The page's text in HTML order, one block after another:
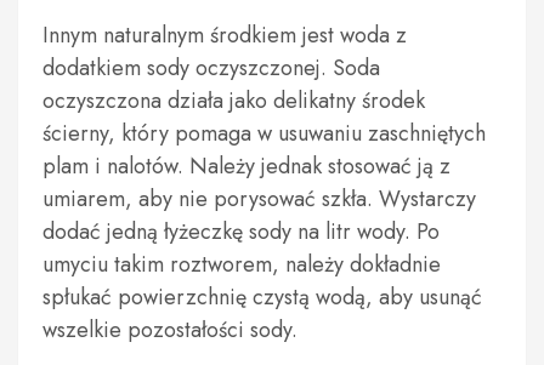
Innym naturalnym środkiem jest woda z
dodatkiem sody oczyszczonej. Soda
oczyszczona działa jako delikatny środek
ścierny, który pomaga w usuwaniu zaschniętych
plam i nalotów. Należy jednak stosować ją z
umiarem, aby nie porysować szkła. Wystarczy
dodać jedną łyżeczkę sody na litr wody. Po
umyciu takim roztworem, należy dokładnie
spłukać powierzchnię czystą wodą, aby usunąć
wszelkie pozostałości sody.